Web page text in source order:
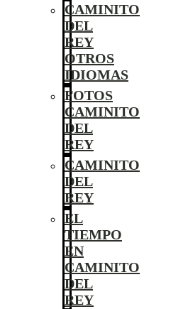
CAMINITO
DEL
REY
OTROS
IDIOMAS
FOTOS
CAMINITO
DEL
REY
CAMINITO
DEL
REY
EL
TIEMPO
EN
CAMINITO
DEL
REY